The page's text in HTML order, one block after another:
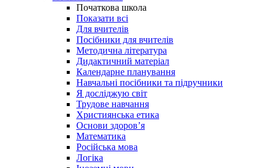
Початкова школа
Показати всі
Для вчителів
Посібники для вчителів
Методична література
Дидактичний матеріал
Календарне планування
Навчальні посібники та підручники
Я досліджую світ
Трудове навчання
Християнська етика
Основи здоров’я
Математика
Російська мова
Логіка